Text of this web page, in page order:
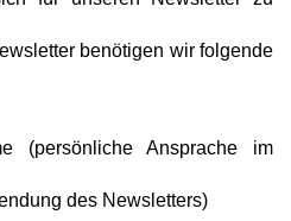
benötigen wir folgende
(persönliche Ansprache im
des Newsletters)